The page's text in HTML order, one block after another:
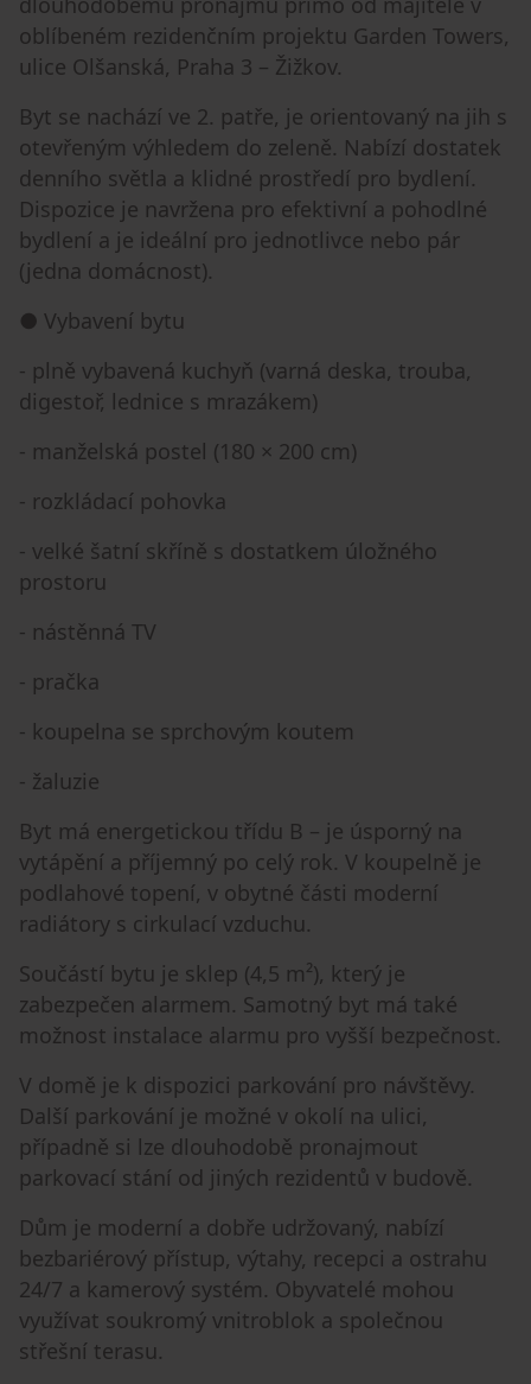
oblíbeném rezidenčním projektu Garden Towers,
ulice Olšanská, Praha 3 – Žižkov.
Byt se nachází ve 2. patře, je orientovaný na jih s
otevřeným výhledem do zeleně. Nabízí dostatek
denního světla a klidné prostředí pro bydlení.
Dispozice je navržena pro efektivní a pohodlné
bydlení a je ideální pro jednotlivce nebo pár
(jedna domácnost).
● Vybavení bytu
- plně vybavená kuchyň (varná deska, trouba,
digestoř, lednice s mrazákem)
- manželská postel (180 × 200 cm)
- rozkládací pohovka
- velké šatní skříně s dostatkem úložného
prostoru
- nástěnná TV
- pračka
- koupelna se sprchovým koutem
- žaluzie
Byt má energetickou třídu B – je úsporný na
vytápění a příjemný po celý rok. V koupelně je
podlahové topení, v obytné části moderní
radiátory s cirkulací vzduchu.
Součástí bytu je sklep (4,5 m²), který je
zabezpečen alarmem. Samotný byt má také
možnost instalace alarmu pro vyšší bezpečnost.
V domě je k dispozici parkování pro návštěvy.
Další parkování je možné v okolí na ulici,
případně si lze dlouhodobě pronajmout
parkovací stání od jiných rezidentů v budově.
Dům je moderní a dobře udržovaný, nabízí
bezbariérový přístup, výtahy, recepci a ostrahu
24/7 a kamerový systém. Obyvatelé mohou
využívat soukromý vnitroblok a společnou
střešní terasu.